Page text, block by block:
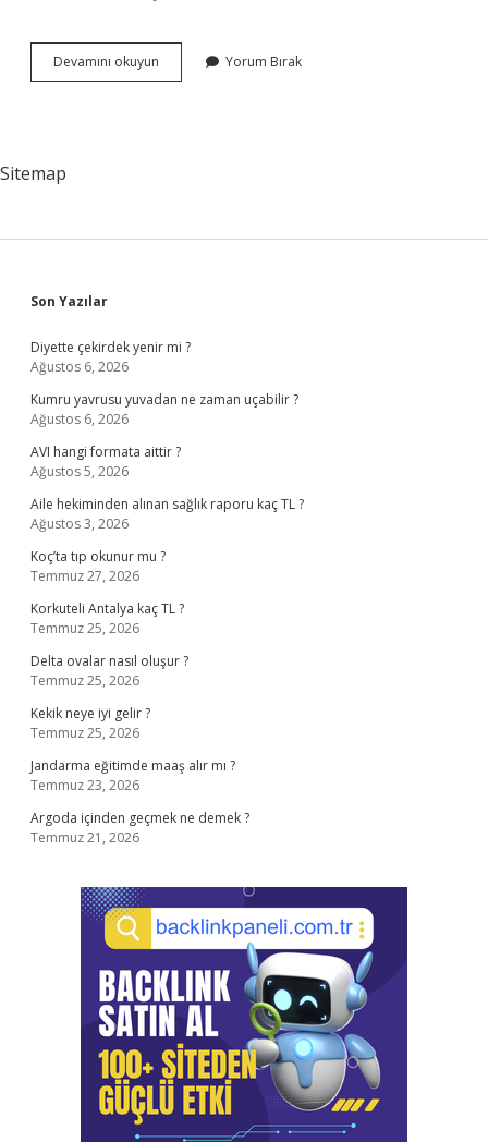
Devamını okuyun Psikoloji
Bölümünü
Yorum Bırak
Sitemap
Sidebar
Son Yazılar
Diyette çekirdek yenir mi ?
Ağustos 6, 2026
Kumru yavrusu yuvadan ne zaman uçabilir ?
Ağustos 6, 2026
AVI hangi formata aittir ?
Ağustos 5, 2026
Aile hekiminden alınan sağlık raporu kaç TL ?
Ağustos 3, 2026
Koç’ta tıp okunur mu ?
Temmuz 27, 2026
Korkuteli Antalya kaç TL ?
Temmuz 25, 2026
Delta ovalar nasıl oluşur ?
Temmuz 25, 2026
Kekik neye iyi gelir ?
Temmuz 25, 2026
Jandarma eğitimde maaş alır mı ?
Temmuz 23, 2026
Argoda içinden geçmek ne demek ?
Temmuz 21, 2026